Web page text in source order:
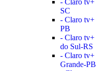
- Claro
SC
- Claro
PB
- Claro tv+
do Sul-RS
- Claro
Grande-PB